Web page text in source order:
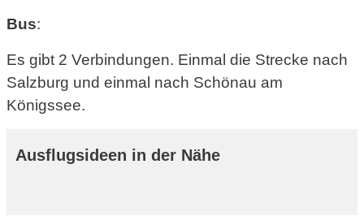
Bus:
Es gibt 2 Verbindungen. Einmal die Strecke nach
Salzburg und einmal nach Schönau am
Königssee.
Ausflugsideen in der Nähe